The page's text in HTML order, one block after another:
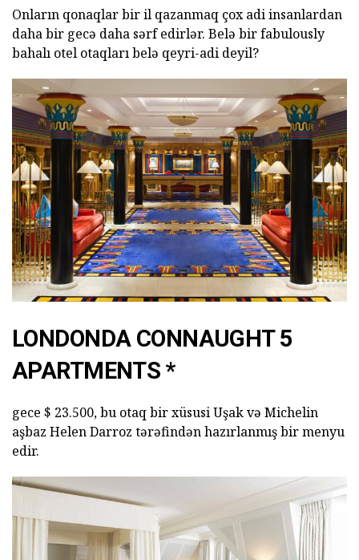
Onların qonaqlar bir il qazanmaq çox adi insanlardan
daha bir gecə daha sərf edirlər. Belə bir fabulously
bahalı otel otaqları belə qeyri-adi deyil?
LONDONDA CONNAUGHT 5
APARTMENTS *
gece $ 23.500, bu otaq bir xüsusi Uşak və Michelin
aşbaz Helen Darroz tərəfindən hazırlanmış bir menyu
edir.